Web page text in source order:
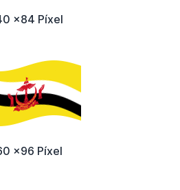
x84 Píxel
x96 Píxel